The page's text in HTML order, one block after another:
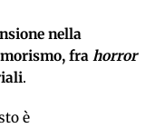
nella
fra horror
.
è